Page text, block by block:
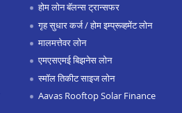
होम लोन बॅलन्स ट्रान्सफर
गृह सुधार कर्ज / होम इम्प्रूव्हमेंट लोन
मालमत्तेवर लोन
एमएसएमई बिझनेस लोन
स्मॉल तिकीट साइज लोन
Aavas Rooftop Solar Finance